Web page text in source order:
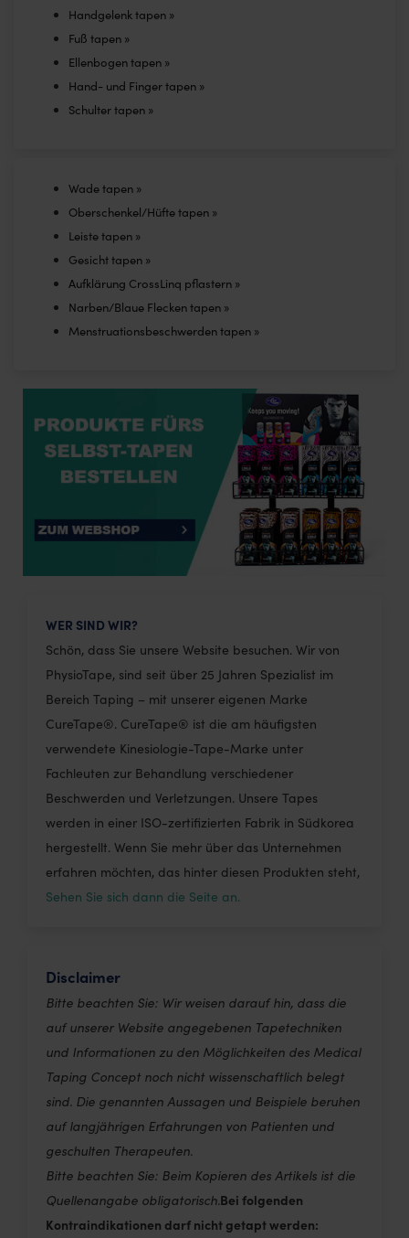
Handgelenk tapen »
Fuß tapen »
Ellenbogen tapen »
Hand- und Finger tapen »
Schulter tapen »
Wade tapen »
Oberschenkel/Hüfte tapen »
Leiste tapen »
Gesicht tapen »
Aufklärung CrossLinq pflastern »
Narben/Blaue Flecken tapen »
Menstruationsbeschwerden tapen »
WER SIND WIR?
Schön, dass Sie unsere Website besuchen. Wir von
PhysioTape, sind seit über 25 Jahren Spezialist im
Bereich Taping – mit unserer eigenen Marke
CureTape®. CureTape® ist die am häufigsten
verwendete Kinesiologie-Tape-Marke unter
Fachleuten zur Behandlung verschiedener
Beschwerden und Verletzungen. Unsere Tapes
werden in einer ISO-zertifizierten Fabrik in Südkorea
hergestellt. Wenn Sie mehr über das Unternehmen
erfahren möchten, das hinter diesen Produkten steht,
Sehen Sie sich dann die Seite an.
Disclaimer
Bitte beachten Sie: Wir weisen darauf hin, dass die
auf unserer Website angegebenen Tapetechniken
und Informationen zu den Möglichkeiten des Medical
Taping Concept noch nicht wissenschaftlich belegt
sind. Die genannten Aussagen und Beispiele beruhen
auf langjährigen Erfahrungen von Patienten und
geschulten Therapeuten.
Bitte beachten Sie: Beim Kopieren des Artikels ist die
Quellenangabe obligatorisch.Bei folgenden
Kontraindikationen darf nicht getapt werden: